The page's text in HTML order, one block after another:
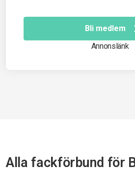
Bli medlem
Annonslänk
Alla fackförbund för